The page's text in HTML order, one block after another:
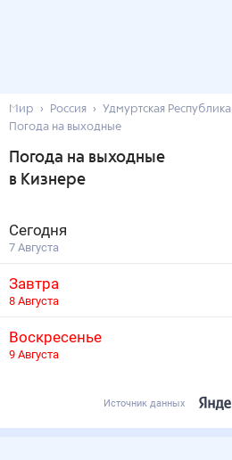
Мир Россия Удмуртская Республика
Погода на выходные
Погода на выходные
в Кизнере
Сегодня
7 Августа
Завтра
8 Августа
Воскресенье
9 Августа
Источник данных